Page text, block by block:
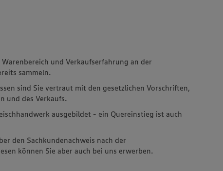
und Verkaufserfahrung an der
sammeln.
sind Sie vertraut mit den gesetzlichen Vorschriften,
und des Verkaufs.
ausgebildet - ein Quereinstieg ist auch
den Sachkundenachweis nach der
können Sie aber auch bei uns erwerben.